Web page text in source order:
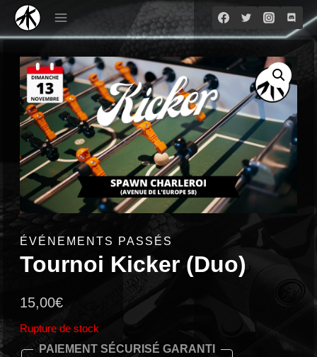
Aller
contenu
ÉVÉNEMENTS PASSÉS
Tournoi Kicker (Duo)
15,00€
Rupture de stock
PAIEMENT SÉCURISÉ GARANTI